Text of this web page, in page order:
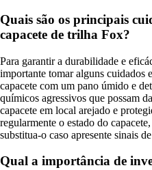
Quais são os principais
capacete de trilha Fox?
Para garantir a durabilidade e
importante tomar alguns cuidados
capacete com um pano úmido e
químicos agressivos que possam
capacete em local arejado e
regularmente o estado do
substitua-o caso apresente sinais
Qual a importância de